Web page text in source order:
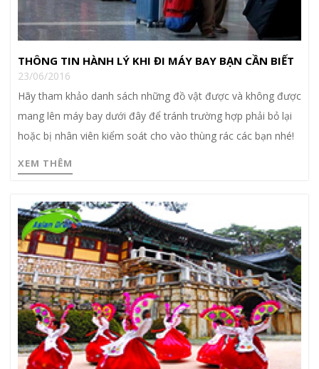
THÔNG TIN HÀNH LÝ KHI ĐI MÁY BAY BẠN CẦN BIẾT
23/06/2016
Hãy tham khảo danh sách những đồ vật được và không được
mang lên máy bay dưới đây để tránh trường hợp phải bỏ lại
hoặc bị nhân viên kiểm soát cho vào thùng rác các bạn nhé!
XEM THÊM